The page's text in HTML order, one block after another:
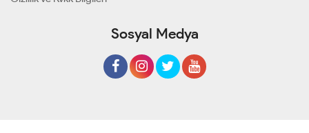
Sosyal Medya